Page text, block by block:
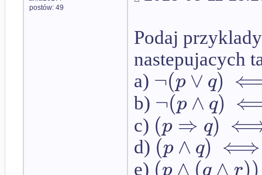
postów: 49
Podaj
nastepujacych
a) ¬(p ∨ q)
b) ¬(p ∧ q)
c) (p⇒ q)
d) (p ∧ q) ⟺
e) ( ∧ ( ∧ ))